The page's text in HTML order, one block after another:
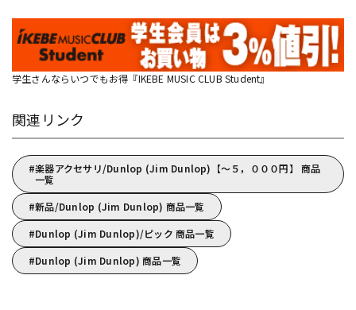
学生さんならいつでもお得『IKEBE MUSIC CLUB Student』
関連リンク
楽器アクセサリ/Dunlop (Jim Dunlop)【～５，０００円】 商品
一覧
新品/Dunlop (Jim Dunlop) 商品一覧
Dunlop (Jim Dunlop)/ピック 商品一覧
Dunlop (Jim Dunlop) 商品一覧